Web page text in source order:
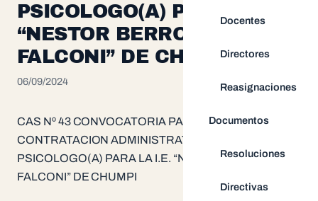
Docentes
Directores
Reasignaciones
Documentos
Resoluciones
Directivas
PSICOLOGO(A) PARA LA I.E.
“NESTOR BERROCAL
FALCONI” DE CHUMPI
06/09/2024
CAS Nº 43 CONVOCATORIA PARA LA
CONTRATACION ADMINISTRATIVA DE (01)
PSICOLOGO(A) PARA LA I.E. “NESTOR BERROCAL
FALCONI” DE CHUMPI